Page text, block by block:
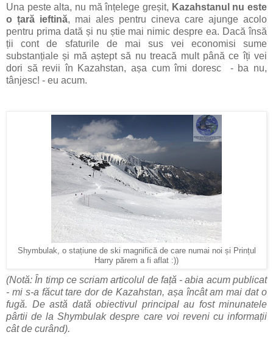
Una peste alta, nu mă înțelege greșit, Kazahstanul nu este
o țară ieftină, mai ales pentru cineva care ajunge acolo
pentru prima dată și nu știe mai nimic despre ea. Dacă însă
ții cont de sfaturile de mai sus vei economisi sume
substanțiale și mă aștept să nu treacă mult până ce îți vei
dori să revii în Kazahstan, așa cum îmi doresc - ba nu,
tânjesc! - eu acum.
Shymbulak, o stațiune de ski magnifică de care numai noi și Prințul
Harry părem a fi aflat :))
(Notă: În timp ce scriam articolul de față - abia acum publicat
- mi s-a făcut tare dor de Kazahstan, așa încât am mai dat o
fugă. De astă dată obiectivul principal au fost minunatele
pârtii de la Shymbulak despre care voi reveni cu informații
cât de curând).